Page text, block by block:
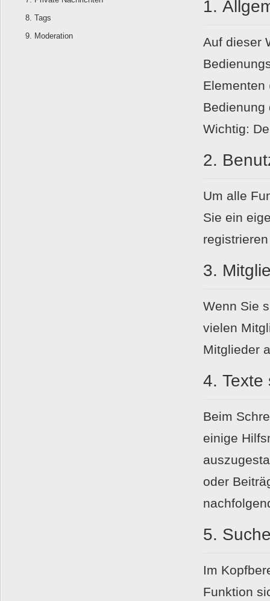
Tags
Moderation
1.
Auf dieser
Elementen
Bedienung
Wichtig:
2.
Um alle
Sie ein
3.
Wenn Sie
vielen
Mitglieder
4. Texte
Beim
einige
oder
5.
Im
Funktion